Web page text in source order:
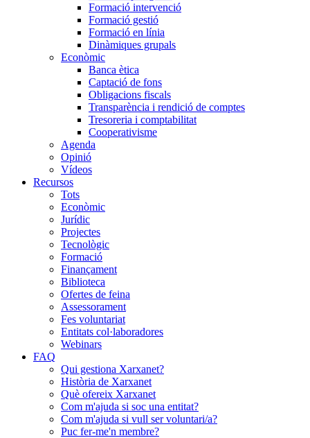
Formació intervenció
Formació gestió
Formació en línia
Dinàmiques grupals
Econòmic
Banca ètica
Captació de fons
Obligacions fiscals
Transparència i rendició de comptes
Tresoreria i comptabilitat
Cooperativisme
Agenda
Opinió
Vídeos
Recursos
Tots
Econòmic
Jurídic
Projectes
Tecnològic
Formació
Finançament
Biblioteca
Ofertes de feina
Assessorament
Fes voluntariat
Entitats col·laboradores
Webinars
FAQ
Qui gestiona Xarxanet?
Història de Xarxanet
Què ofereix Xarxanet
Com m'ajuda si soc una entitat?
Com m'ajuda si vull ser voluntari/a?
Puc fer-me'n membre?